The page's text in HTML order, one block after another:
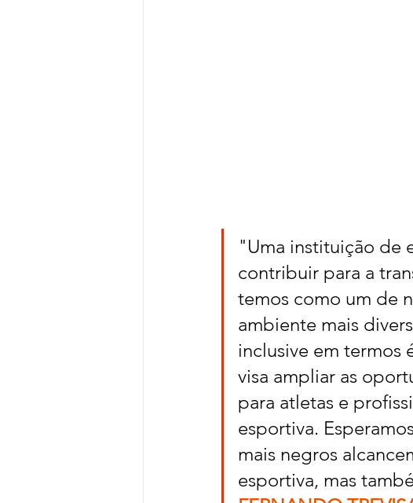
"Uma instituição de
contribuir para a
temos como um de
ambiente mais
inclusive em termos
visa ampliar as
para atletas e
esportiva.
mais negros
esportiva, mas